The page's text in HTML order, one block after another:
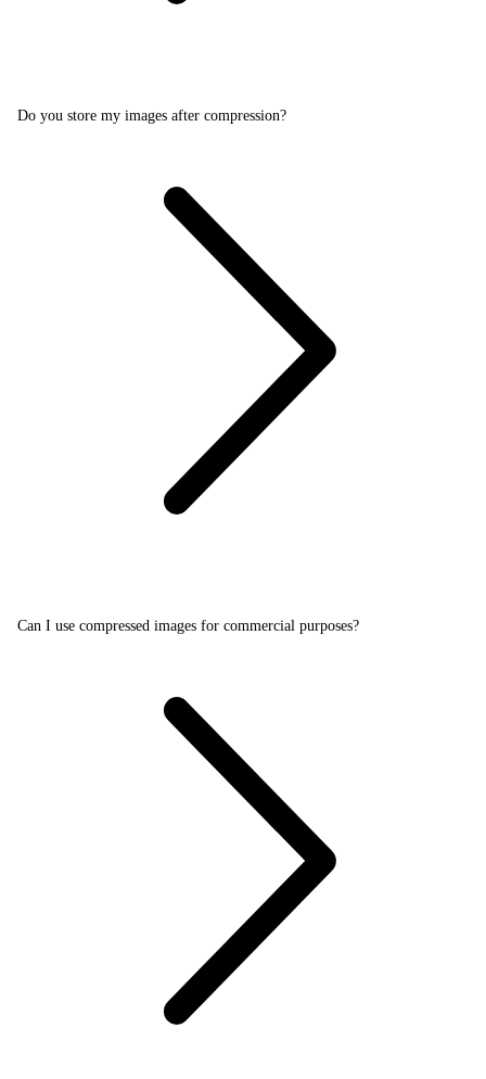
Do you store my images after compression?
Can I use compressed images for commercial purposes?